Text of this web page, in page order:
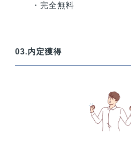
・完全無料
03.内定獲得